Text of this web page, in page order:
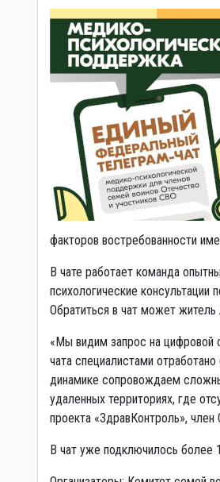
факторов востребованности
В чате работает команда
психологические
Обратиться в чат может житель
«Мы видим запрос на цифровой
чата специалистами
динамике сопровождаем
удаленных территориях, где
проекта «ЗдравКонтроль»,
В чат уже подключилось более